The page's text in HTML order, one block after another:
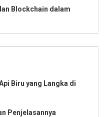
Blockchain dalam
Biru yang Langka di
Penjelasannya